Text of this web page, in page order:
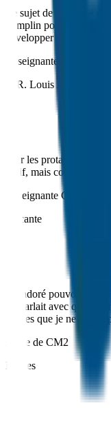
Le sujet de l'IA est «
tremplin pour l'aborder
développer un esprit
Enseignante CE2
D.R. Louis Arthur
Voir les protagonistes
fictif, mais concret.
Enseignante CE2
Alicante
J'ai adoré pouvoir
on parlait avec
choses que je ne savais
Élève de CM2
Nantes